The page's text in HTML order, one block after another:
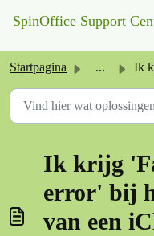
SpinOffice Support
Startpagina ... Ik krijg
Ik krijg
error' bij
van een